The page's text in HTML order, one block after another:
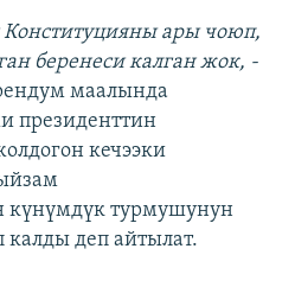
ары чоюп,
беренеси калган жок, -
маалында
президенттин
кечээки
күнүмдүк турмушунун
калды деп айтылат.